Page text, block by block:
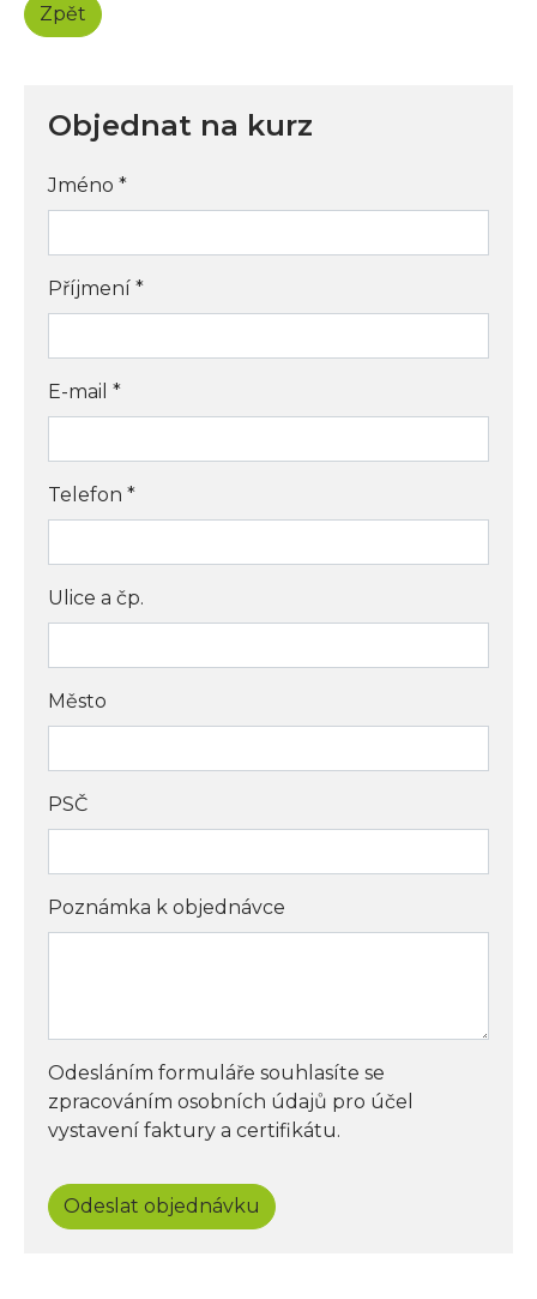
Zpět
Objednat na kurz
Jméno *
Příjmení *
E-mail *
Telefon *
Ulice a čp.
Město
PSČ
Poznámka k objednávce
Odesláním formuláře souhlasíte se
zpracováním osobních údajů pro účel
vystavení faktury a certifikátu.
Odeslat objednávku